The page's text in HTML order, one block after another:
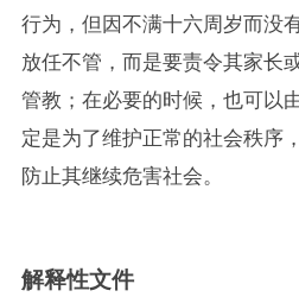
行为，但因不满十六周岁而没
放任不管，而是要责令其家长
管教；在必要的时候，也可以
定是为了维护正常的社会秩序
防止其继续危害社会。
解释性文件